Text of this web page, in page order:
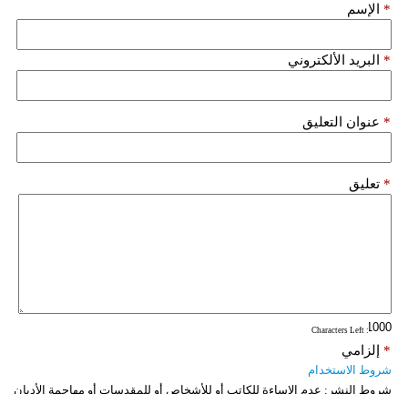
الإسم *
البريد الألكتروني *
عنوان التعليق *
تعليق *
: Characters Left
إلزامي *
شروط الاستخدام
شروط النشر: عدم الإساءة للكاتب أو للأشخاص أو للمقدسات أو مهاجمة الأديان